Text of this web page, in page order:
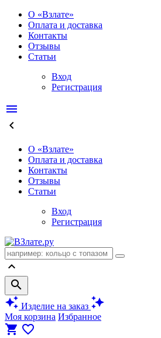
О «Взлате»
Оплата и доставка
Контакты
Отзывы
Статьи
Вход
Регистрация
menu
keyboard_arrow_left
О «Взлате»
Оплата и доставка
Контакты
Отзывы
Статьи
Вход
Регистрация
keyboard_arrow_up
search
auto_awesome Изделие на заказ auto_awesome
Моя корзина Избранное
shopping_cart favorite_border